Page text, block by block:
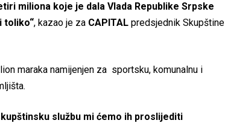
miliona koje je dala Vlada Republike Srpske
toliko“, kazao je za CAPITAL predsjednik Skupštine
maraka namijenjen za sportsku, komunalnu i
službu mi ćemo ih proslijediti